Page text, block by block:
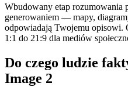
Wbudowany etap rozumowania
generowaniem — mapy,
odpowiadają Twojemu opisowi.
1:1 do 21:9 dla mediów
Do czego ludzie
Image 2